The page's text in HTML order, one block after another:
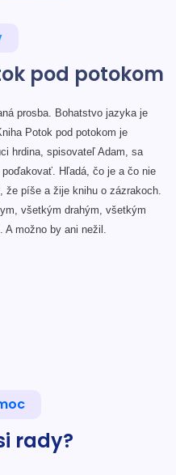
pod potokom
prosba. Bohatstvo jazyka je
Potok pod potokom je
hrdina, spisovateľ Adam, sa
Hľadá, čo je a čo nie
že píše a žije knihu o zázrakoch.
všetkým drahým, všetkým
A možno by ani nežil.
rady?